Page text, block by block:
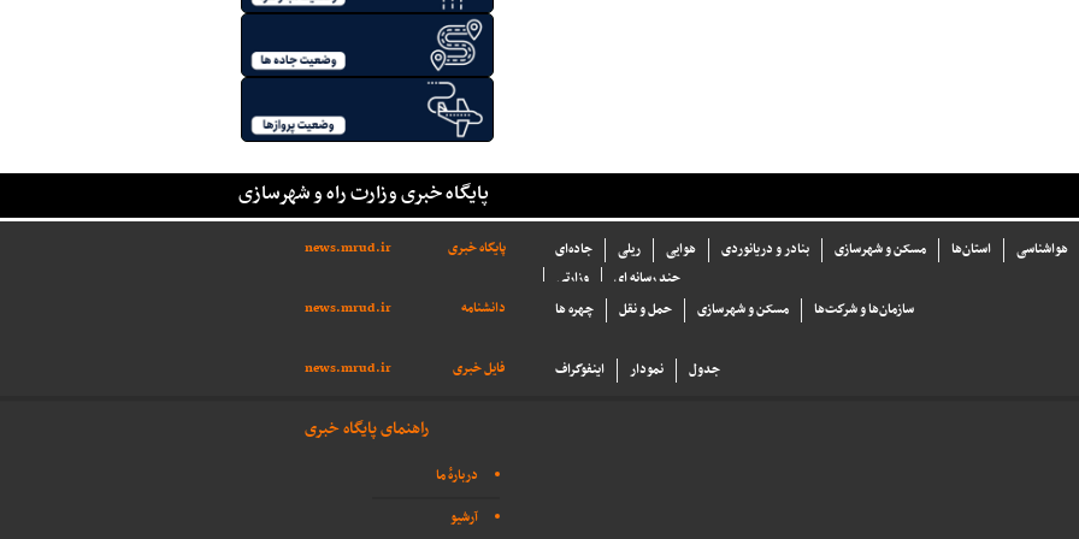
پایگاه خبری وزارت راه و شهرسازی
پایگاه خبری news.mrud.ir جاده‌ای ریلی هوایی بنادر و دریانوردی مسکن و شهرسازی استان‌ها
هواشناسی
وزارتی
چند رسانه ای
دانشنامه
news.mrud.ir چهره ها حمل و نقل مسکن و شهرسازی سازما‌ن‌ها و شركت‌ها
فایل خبری news.mrud.ir اینفوگراف نمودار جدول
راهنمای پایگاه خبری
دربارهٔ ما
آرشیو